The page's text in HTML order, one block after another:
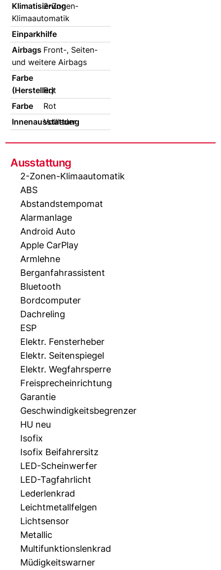
Klimatisierung
2-Zonen-
Klimaautomatik
Einparkhilfe
AirbagsFront-, Seiten-
und weitere Airbags
Farbe
(Hersteller)
Rot
Farbe
Rot
Innenausstattung
Vollleder
Ausstattung
2-Zonen-Klimaautomatik
ABS
Abstandstempomat
Alarmanlage
Android Auto
Apple CarPlay
Armlehne
Berganfahrassistent
Bluetooth
Bordcomputer
Dachreling
ESP
Elektr. Fensterheber
Elektr. Seitenspiegel
Elektr. Wegfahrsperre
Freisprecheinrichtung
Garantie
Geschwindigkeitsbegrenzer
HU neu
Isofix
Isofix Beifahrersitz
LED-Scheinwerfer
LED-Tagfahrlicht
Lederlenkrad
Leichtmetallfelgen
Lichtsensor
Metallic
Multifunktionslenkrad
Müdigkeitswarner